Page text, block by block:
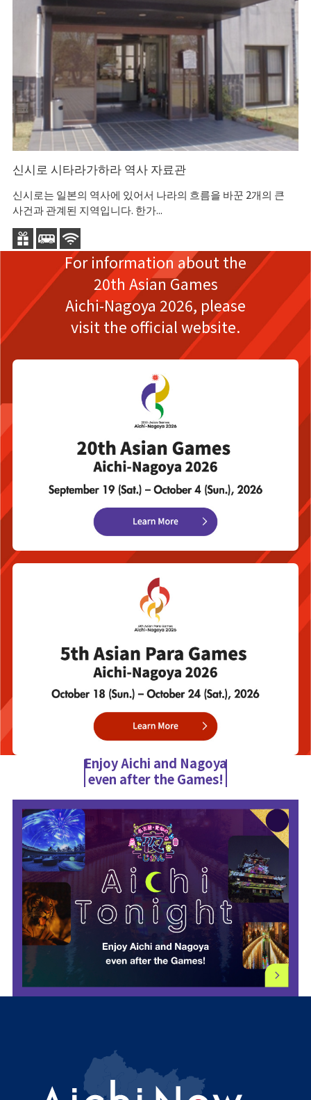
신시로 시타라가하라 역사 자료관
신시로는 일본의 역사에 있어서 나라의 흐름을 바꾼 2개의 큰
사건과 관계된 지역입니다. 한가...
For information about the
20th Asian Games
Aichi-Nagoya 2026, please
visit the official website.
Enjoy Aichi and Nagoya
even after the Games!